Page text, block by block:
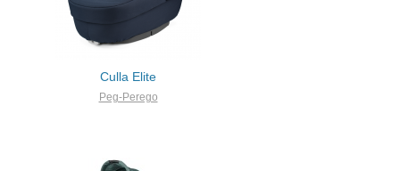
Culla Elite
Peg-Perego